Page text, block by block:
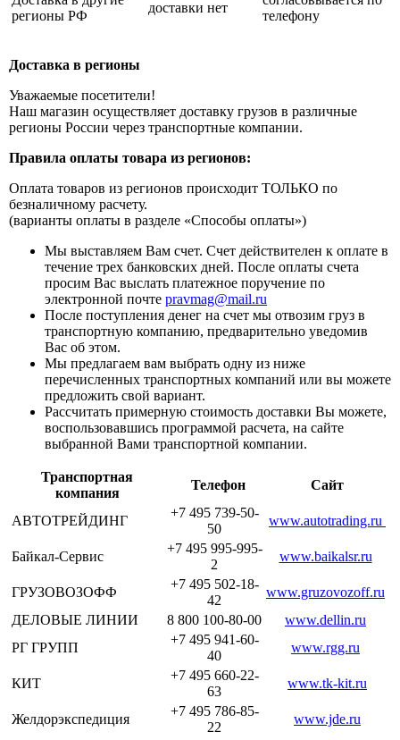
регионы РФ
доставки нет
телефону
Доставка в регионы
Уважаемые посетители!
Наш магазин осуществляет доставку грузов в различные
регионы России через транспортные компании.
Правила оплаты товара из регионов:
Оплата товаров из регионов происходит ТОЛЬКО по
безналичному расчету.
(варианты оплаты в разделе «Способы оплаты»)
Мы выставляем Вам счет. Счет действителен к оплате в
течение трех банковских дней. После оплаты счета
просим Вас выслать платежное поручение по
электронной почте pravmag@mail.ru
После поступления денег на счет мы отвозим груз в
транспортную компанию, предварительно уведомив
Вас об этом.
Мы предлагаем вам выбрать одну из ниже
перечисленных транспортных компаний или вы можете
предложить свой вариант.
Рассчитать примерную стоимость доставки Вы можете,
воспользовавшись программой расчета, на сайте
выбранной Вами транспортной компании.
Транспортная
компания
Телефон Сайт
АВТОТРЕЙДИНГ
+7 495 739-50-
50
www.autotrading.ru
Байкал-Сервис
+7 495 995-995-
2
www.baikalsr.ru
ГРУЗОВОЗОФФ
+7 495 502-18-
42
www.gruzovozoff.ru
ДЕЛОВЫЕ ЛИНИИ
8 800 100-80-00
www.dellin.ru
РГ ГРУПП
+7 495 941-60-
40
www.rgg.ru
КИТ
+7 495 660-22-
63
www.tk-kit.ru
Желдорэкспедиция
+7 495 786-85-
22
www.jde.ru